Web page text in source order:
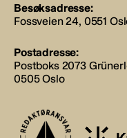
Besøksadresse:
Fossveien 24, 0551
Postadresse:
Postboks 2073
0505 Oslo